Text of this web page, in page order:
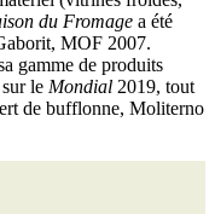
du Fromage a été
MOF 2007.
gamme de produits
le Mondial 2019, tout
de bufflonne, Moliterno